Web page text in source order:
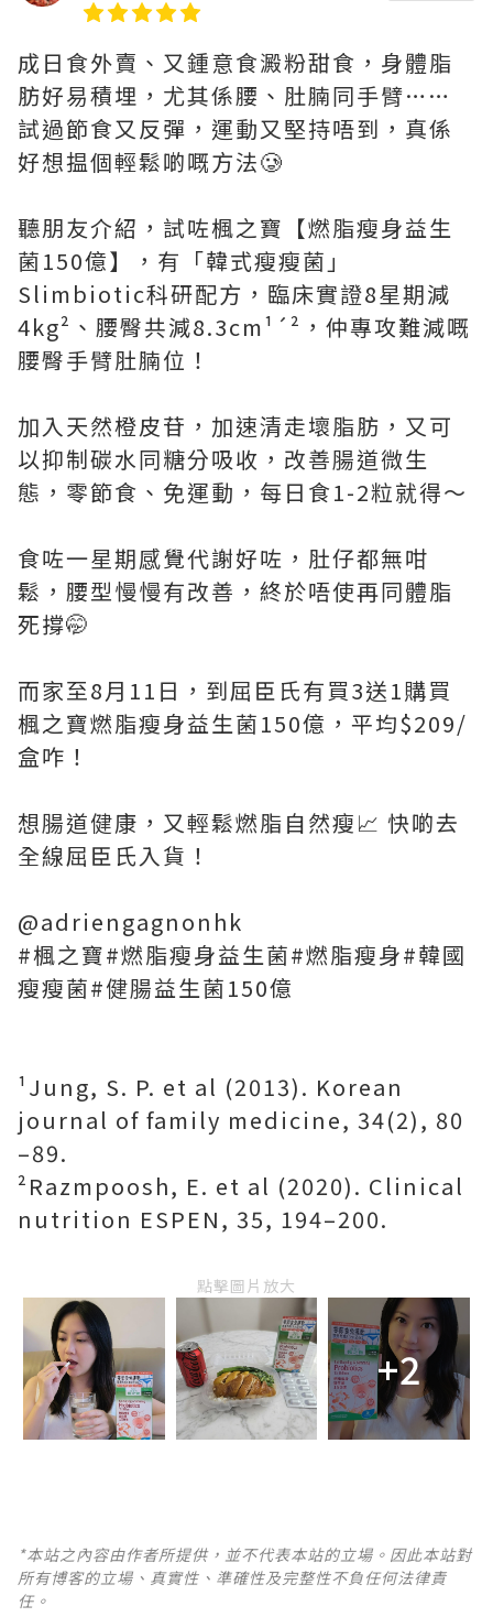
成日食外賣、又鍾意食澱粉甜食，身體脂
肪好易積埋，尤其係腰、肚腩同手臂……
試過節食又反彈，運動又堅持唔到，真係
好想揾個輕鬆啲嘅方法🥲
聽朋友介紹，試咗楓之寶【燃脂瘦身益生
菌150億】，有「韓式瘦瘦菌」
Slimbiotic科研配方，臨床實證8星期減
4kg²、腰臀共減8.3cm¹´²，仲專攻難減嘅
腰臀手臂肚腩位！
加入天然橙皮苷，加速清走壞脂肪，又可
以抑制碳水同糖分吸收，改善腸道微生
態，零節食、免運動，每日食1-2粒就得～
食咗一星期感覺代謝好咗，肚仔都無咁
鬆，腰型慢慢有改善，終於唔使再同體脂
死撐🤭
而家至8月11日，到屈臣氏有買3送1購買
楓之寶燃脂瘦身益生菌150億，平均$209/
盒咋！
想腸道健康，又輕鬆燃脂自然瘦📈 快啲去
全線屈臣氏入貨！
@adriengagnonhk
#楓之寶#燃脂瘦身益生菌#燃脂瘦身#韓國
瘦瘦菌#健腸益生菌150億
¹Jung, S. P. et al (2013). Korean
journal of family medicine, 34(2), 80
–89.
²Razmpoosh, E. et al (2020). Clinical
nutrition ESPEN, 35, 194–200.
點擊圖片放大
+2
*本站之內容由作者所提供，並不代表本站的立場。因此本站對
所有博客的立場、真實性、準確性及完整性不負任何法律責
任。